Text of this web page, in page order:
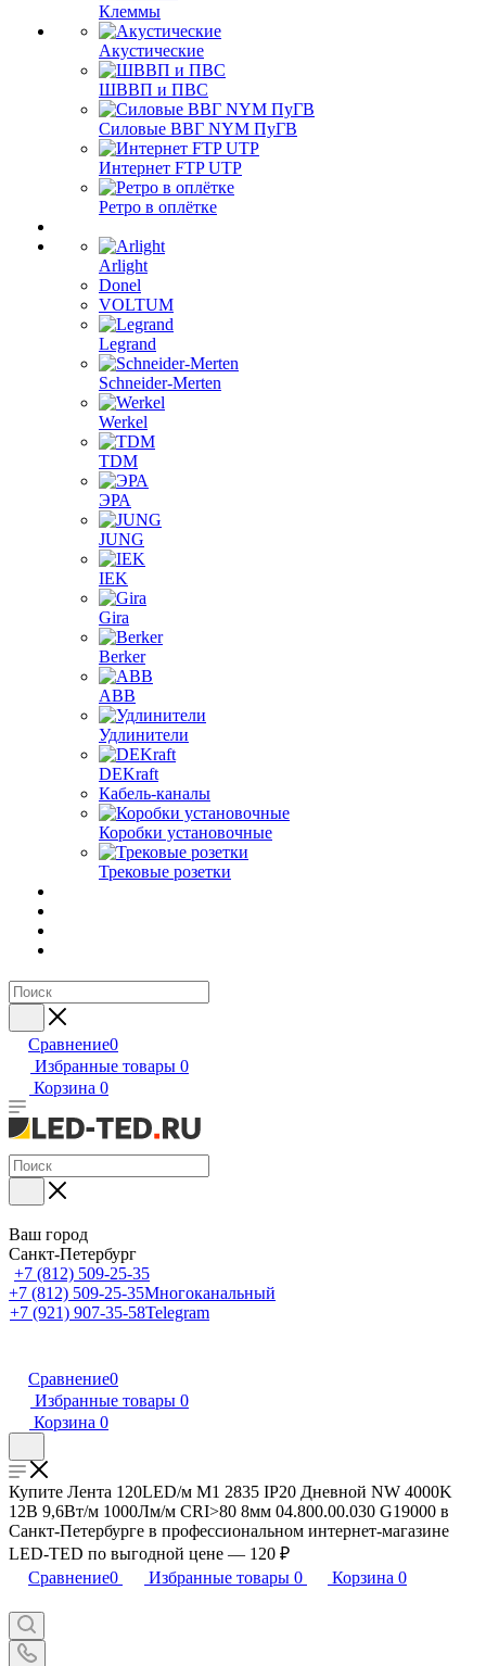
Клеммы
Акустические
ШВВП и ПВС
Силовые ВВГ NYM ПуГВ
Интернет FTP UTP
Ретро в оплётке
Arlight
Donel
VOLTUM
Legrand
Schneider-Merten
Werkel
TDM
ЭРА
JUNG
IEK
Gira
Berker
ABB
Удлинители
DEKraft
Кабель-каналы
Коробки установочные
Трековые розетки
Сравнение0
Избранные товары 0
Корзина 0
Ваш город
Санкт-Петербург
+7 (812) 509-25-35
+7 (812) 509-25-35Многоканальный
+7 (921) 907-35-58Telegram
Сравнение0
Избранные товары 0
Корзина 0
Купите Лента 120LED/м M1 2835 IP20 Дневной NW 4000K
12В 9,6Вт/м 1000Лм/м CRI>80 8мм 04.800.00.030 G19000 в
Санкт-Петербурге в профессиональном интернет-магазине
LED-TED по выгодной цене — 120 ₽
Сравнение0 Избранные товары 0 Корзина 0